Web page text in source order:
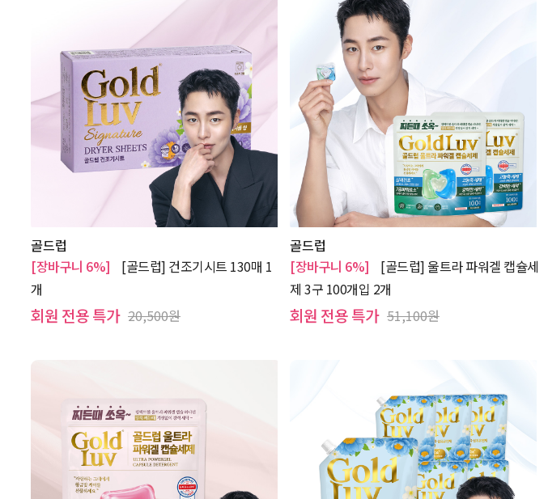
골드럽
[장바구니 6%]
[골드럽] 건조기시트 130매 1
개
회원 전용 특가 20,500원
골드럽
[장바구니 6%]
[골드럽] 울트라 파워겔 캡슐세
제 3구 100개입 2개
회원 전용 특가 51,100원